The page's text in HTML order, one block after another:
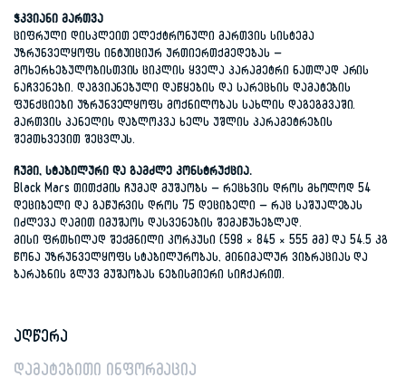
ჭკვიანი მართვა
ციფრული დისპლეით ელექტრონული მართვის სისტემა
უზრუნველყოფს ინტუიციურ ურთიერთქმედებას –
მოხერხებულობისთვის ციკლის ყველა პარამეტრი ნათლად არის
ნაჩვენები. დაგვიანებული დაწყების და სარეცხის დამატების
ფუნქციები უზრუნველყოფს მოქნილობას სახლის დაგეგმვაში.
მართვის პანელის დაბლოკვა ხელს უშლის პარამეტრების
შემთხვევით შეცვლას.
ჩუმი, სტაბილური და გამძლე კონსტრუქცია.
Black Mars თითქმის ჩუმად მუშაობს – რეცხვის დროს მხოლოდ 54
დეციბელი და გაწურვის დროს 75 დეციბელი – რაც საშუალებას
იძლევა ღამით იმუშაოს დასვენების შემაწუხებლად.
მისი ფრთხილად შექმნილი კორპუსი (598 × 845 × 555 მმ) და 54.5 კგ
წონა უზრუნველყოფს სტაბილურობას, მინიმალურ ვიბრაციას და
ბარაბნის გლუვ მუშაობას ნებისმიერი სიჩქარით.
აღწერა
დამატებითი ინფორმაცია